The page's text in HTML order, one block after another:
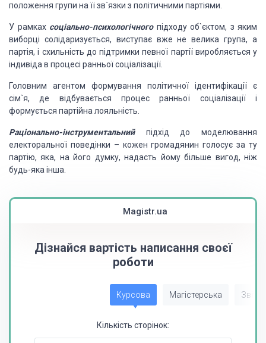
положення групи на її зв`язки з політичними партіями.
У рамках соціально-психологічногопідходуоб`єктом, з яким
виборці солідаризується, виступає вже не велика група, а
партія, і схильність до підтримки певної партії виробляється у
індивіда в процесі ранньоїсоціалізації.
Головним агентом формування політичної ідентифікації є
сім`я, де відбувається процес ранньої соціалізації і
формується партійна лояльність.
Раціонально-інструментальний підхід до моделювання
електоральної поведінки – кожен громадянин голосує за ту
партію, яка, на його думку, надасть йому більше вигод, ніж
будь-яка інша.
Magistr.ua
Дізнайся вартість написання своєї
роботи
Курсова Магістерська Звіт
Кількість сторінок: